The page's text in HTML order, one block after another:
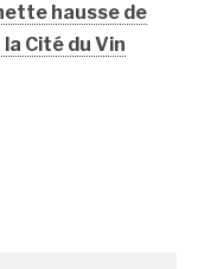
hausse de
Cité du Vin